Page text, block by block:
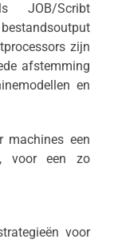
JOB/Scribt
zijn
afstemming
en
machines een
voor een zo
voor